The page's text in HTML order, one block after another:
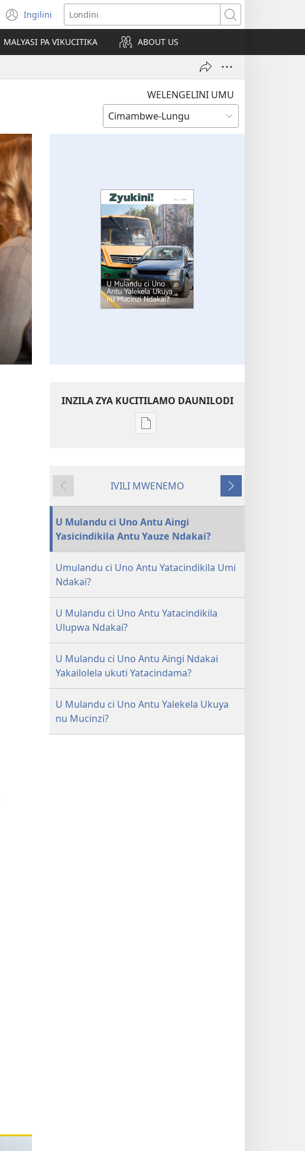
Ingilini
(opens
new
window)
Londini
MALYASI PA VIKUCITIKA ABOUT US
WELENGELINI UMU
INZILA ZYA KUCITILAMO DAUNILODI
Vya
U
Uno
Antu
Ukuya
Mucinzi
Ndakai?
Kucisila
IVILI MWENEMO
Vikonsilepo
U Mulandu ci Uno Antu Aingi
Yasicindikila Antu Yauze Ndakai?
Umulandu ci Uno Antu Yatacindikila Umi
Ndakai?
U Mulandu ci Uno Antu Yatacindikila
Ulupwa Ndakai?
U Mulandu ci Uno Antu Aingi Ndakai
Yakailolela ukuti Yatacindama?
U Mulandu ci Uno Antu Yalekela Ukuya
nu Mucinzi?